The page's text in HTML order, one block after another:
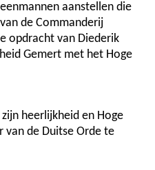
aanstellen die
de Commanderij
opdracht van Diederik
Gemert met het Hoge
heerlijkheid en Hoge
van de Duitse Orde te